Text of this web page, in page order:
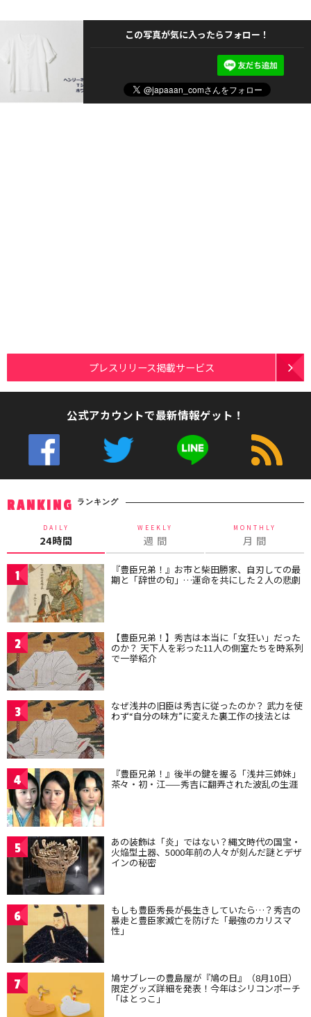
この写真が気に入ったらフォロー！
プレスリリース掲載サービス
公式アカウントで最新情報ゲット！
RANKING ランキング
DAILY
24時間
WEEKLY
週 間
MONTHLY
月 間
1 『豊臣兄弟！』お市と柴田勝家、自刃しての最
期と「辞世の句」…運命を共にした２人の悲劇
2 【豊臣兄弟！】秀吉は本当に「女狂い」だった
のか？ 天下人を彩った11人の側室たちを時系列
で一挙紹介
3 なぜ浅井の旧臣は秀吉に従ったのか？ 武力を使
わず“自分の味方”に変えた裏工作の技法とは
4 『豊臣兄弟！』後半の鍵を握る「浅井三姉妹」
茶々・初・江——秀吉に翻弄された波乱の生涯
5 あの装飾は「炎」ではない？縄文時代の国宝・
火焔型土器、5000年前の人々が刻んだ謎とデザ
インの秘密
6 もしも豊臣秀長が長生きしていたら…？秀吉の
暴走と豊臣家滅亡を防げた「最強のカリスマ
性」
7 鳩サブレーの豊島屋が『鳩の日』（8月10日）
限定グッズ詳細を発表！今年はシリコンポーチ
「はとっこ」